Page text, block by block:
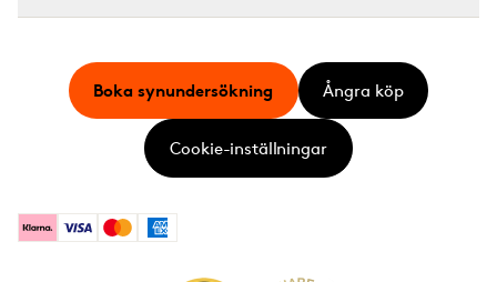
KlarnaVisa MastercardAmerican Express
Boka synundersökning Ångra köp
Cookie-inställningar